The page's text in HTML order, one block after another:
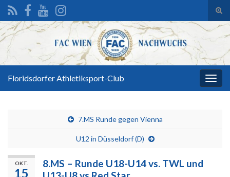
Search for:
Floridsdorfer Athletiksport-Club
7.MS Runde gegen Vienna
U12 in Düsseldorf (D)
OKT.
15
8.MS – Runde U18-U14 vs. TWL und